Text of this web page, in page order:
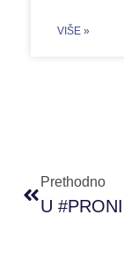
VIŠE »
Prethodno